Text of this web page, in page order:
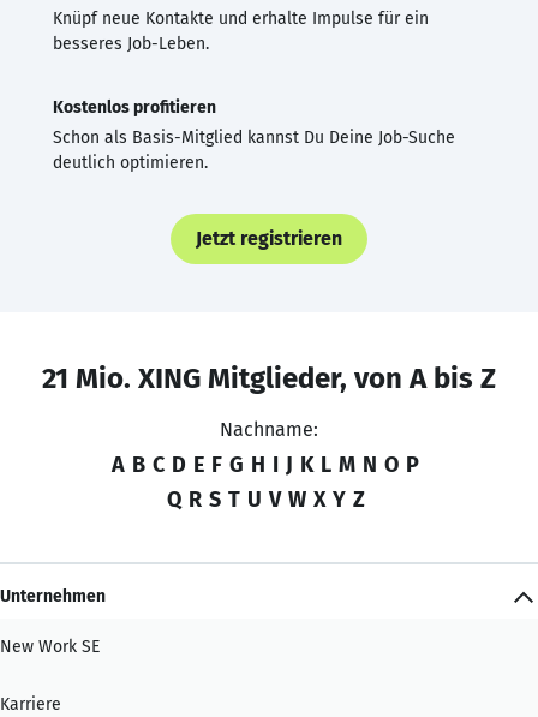
Knüpf neue Kontakte und erhalte Impulse für ein
besseres Job-Leben.
Kostenlos profitieren
Schon als Basis-Mitglied kannst Du Deine Job-Suche
deutlich optimieren.
Jetzt registrieren
21 Mio. XING Mitglieder, von A bis Z
Nachname:
A B C D E F G H I J K L M N O P
Q R S T U V W X Y Z
Unternehmen
New Work SE
Karriere